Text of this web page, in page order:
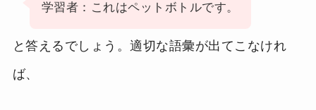
学習者：これはペットボトルです。
と答えるでしょう。適切な語彙が出てこなけれ
ば、